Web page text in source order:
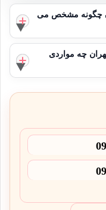
چگونه مشخص می
چه مواردی